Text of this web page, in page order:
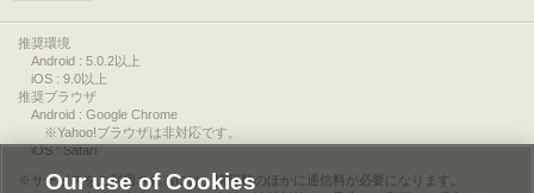
推奨環境
Android : 5.0.2以上
iOS : 9.0以上
推奨ブラウザ
Android : Google Chrome
※Yahoo!ブラウザは非対応です。
iOS : Safari
サービスをご利用されるには、情報料のほかに通信料が必要になります。
Our use of Cookies